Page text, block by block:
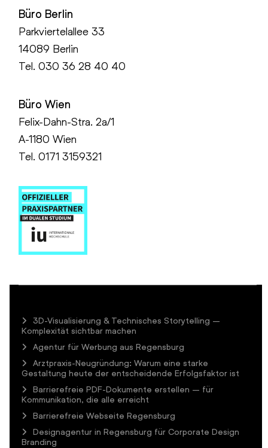
Büro Berlin
Parkviertelallee 33
14089 Berlin
Tel.030 36 28 40 40
Büro Wien
Felix-Dahn-Stra. 2a/1
A-1180 Wien
Tel. 0171 3159321
3D-Visualisierung & Technisches Storytelling –
Komplexität sichtbar machen
Agentur für Werbung aus Regensburg
Arztpraxis-Neugründung: Warum eine starke
Gestaltung heute der entscheidende Erfolgsfaktor ist
Barrierefreie PDF-Dokumente erstellen – für
Kommunikation, die alle erreicht
Barrierefreie Webseite Regensburg
Designagentur in Regensburg für Corporate Design
Branding